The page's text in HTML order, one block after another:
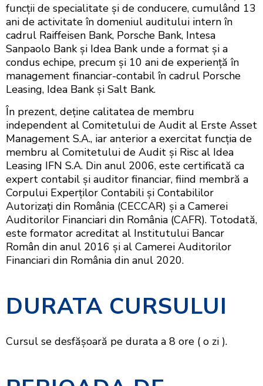
funcții de specialitate și de conducere, cumulând 13
ani de activitate în domeniul auditului intern în
cadrul Raiffeisen Bank, Porsche Bank, Intesa
Sanpaolo Bank și Idea Bank unde a format și a
condus echipe, precum și 10 ani de experiență în
management financiar-contabil în cadrul Porsche
Leasing, Idea Bank și Salt Bank.
În prezent, deține calitatea de membru
independent al Comitetului de Audit al Erste Asset
Management S.A., iar anterior a exercitat funcția de
membru al Comitetului de Audit și Risc al Idea
Leasing IFN S.A. Din anul 2006, este certificată ca
expert contabil și auditor financiar, fiind membră a
Corpului Experților Contabili și Contabililor
Autorizați din România (CECCAR) și a Camerei
Auditorilor Financiari din România (CAFR). Totodată,
este formator acreditat al Institutului Bancar
Român din anul 2016 și al Camerei Auditorilor
Financiari din România din anul 2020.
DURATA CURSULUI
Cursul se desfăşoară pe durata a 8 ore ( o zi ).